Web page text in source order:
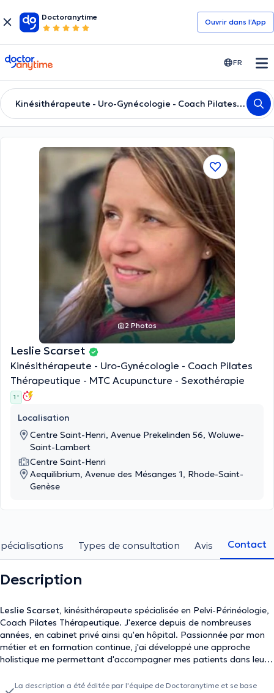
Doctoranytime
Ouvrir dans l’App
doctoranytime FR
Kinésithérapeute - Uro-Gynécologie - Coach Pilates Thérapeutique - MTC Acupuncture - Sexothérapie
2 Photos
Leslie Scarset
Kinésithérapeute - Uro-Gynécologie - Coach Pilates
Thérapeutique - MTC Acupuncture - Sexothérapie
1 '
Localisation
Centre Saint-Henri, Avenue Prekelinden 56, Woluwe-
Saint-Lambert
Centre Saint-Henri
Aequilibrium, Avenue des Mésanges 1, Rhode-Saint-
Genèse
Types de consultation Avis Contact
Description
Leslie Scarset, kinésithérapeute spécialisée en Pelvi-Périnéologie,
Coach Pilates Thérapeutique. J'exerce depuis de nombreuses
années, en cabinet privé ainsi qu'en hôpital. Passionnée par mon
métier et en formation continue, j'ai développé une approche
holistique me permettant d'accompagner mes patients dans leur
incontinence urinaire, urgence mictionnelle, dysurie, énurésie,
La description a été éditée par l'équipe de Doctoranytime et se base